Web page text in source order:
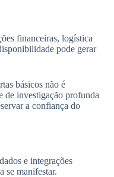
financeiras, logística
pode gerar
básicos não é
de investigação profunda
a confiança do
e integrações
se manifestar.